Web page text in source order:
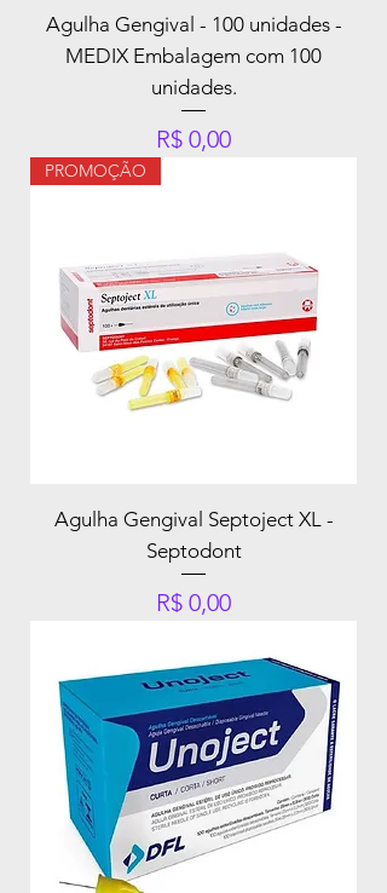
Agulha Gengival - 100 unidades -
MEDIX Embalagem com 100
unidades.
Preço
R$ 0,00
PROMOÇÃO
Agulha Gengival Septoject XL -
Septodont
Preço
R$ 0,00